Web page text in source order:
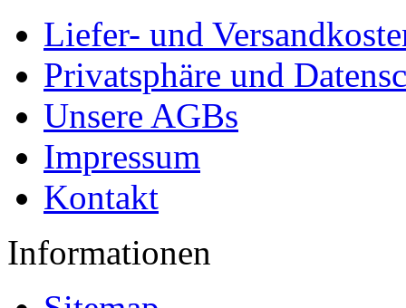
Liefer- und
Privatsphäre und
Unsere AGBs
Impressum
Kontakt
Informationen